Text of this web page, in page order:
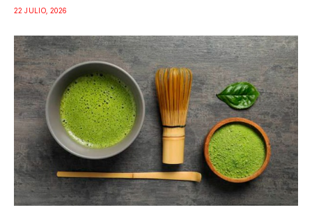
22 JULIO, 2026